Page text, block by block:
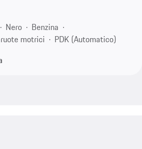
Nero
Benzina
motrici
PDK (Automatico)